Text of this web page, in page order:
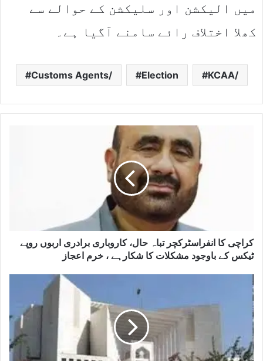
میں الیکشن اور سلیکشن کے حوالے سے
کھلا اختلاف رائے سامنے آگیا ہے۔
Customs Agents/ Election KCAA/
کراچی کا انفراسٹرکچر تباہ حال، کاروباری برادری اربوں روپے
ٹیکس کے باوجود مشکلات کا شکارہے ، خرم اعجاز